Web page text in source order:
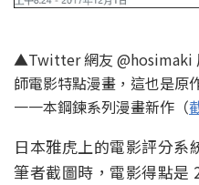
▲Twitter 網友 @hosimaki
師電影特點漫畫，這也是原
一一本鋼鍊系列漫畫新作（
日本雅虎上的電影評分系
筆者截圖時，電影得點是